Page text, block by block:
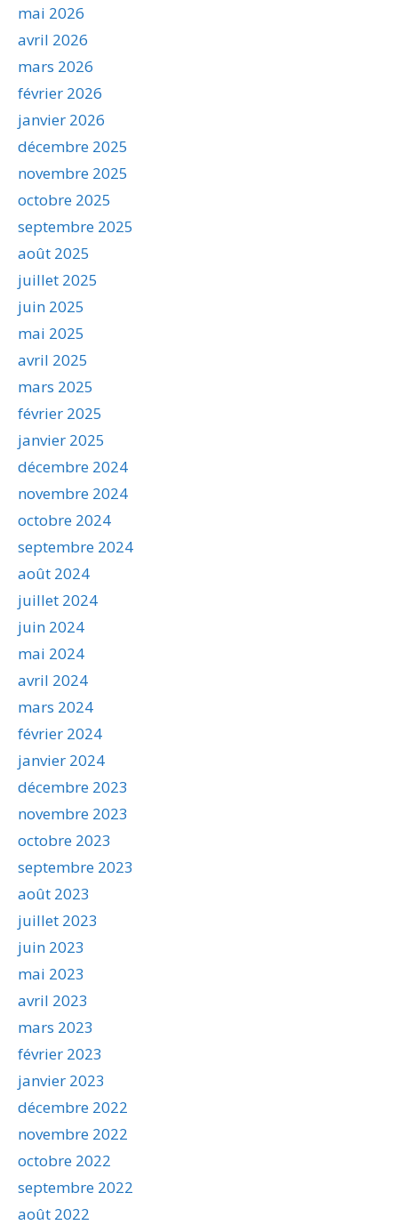
mai 2026
avril 2026
mars 2026
février 2026
janvier 2026
décembre 2025
novembre 2025
octobre 2025
septembre 2025
août 2025
juillet 2025
juin 2025
mai 2025
avril 2025
mars 2025
février 2025
janvier 2025
décembre 2024
novembre 2024
octobre 2024
septembre 2024
août 2024
juillet 2024
juin 2024
mai 2024
avril 2024
mars 2024
février 2024
janvier 2024
décembre 2023
novembre 2023
octobre 2023
septembre 2023
août 2023
juillet 2023
juin 2023
mai 2023
avril 2023
mars 2023
février 2023
janvier 2023
décembre 2022
novembre 2022
octobre 2022
septembre 2022
août 2022